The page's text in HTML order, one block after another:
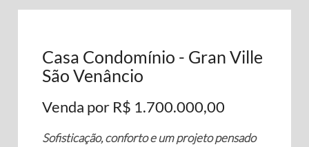
Casa Condomínio - Gran Ville
São Venâncio
Venda por R$ 1.700.000,00
Sofisticação, conforto e um projeto pensado